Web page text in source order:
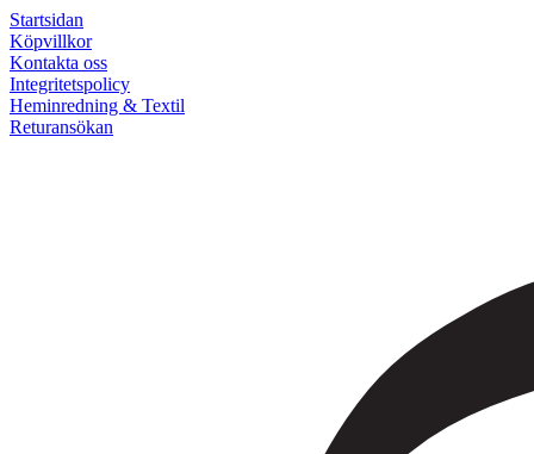
Startsidan
Köpvillkor
Kontakta oss
Integritetspolicy
Heminredning & Textil
Returansökan